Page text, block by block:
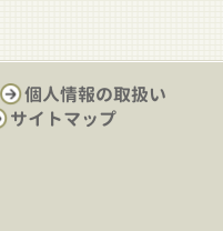
個人情報の取扱い
サイトマップ